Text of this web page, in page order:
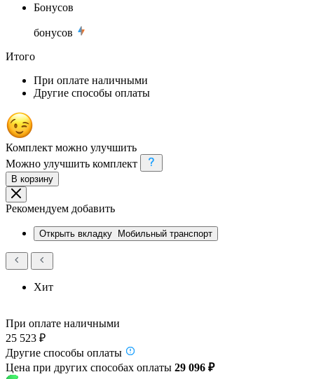
Бонусов
бонусов
Итого
При оплате наличными
Другие способы оплаты
Комплект можно улучшить
Можно улучшить комплект
В корзину
Рекомендуем добавить
Открыть вкладку Мобильный транспорт
Хит
При оплате наличными
25 523 ₽
Другие способы оплаты
Цена при других способах оплаты 29 096 ₽